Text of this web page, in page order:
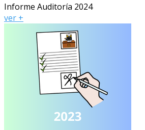
Informe Auditoría 2024
ver +